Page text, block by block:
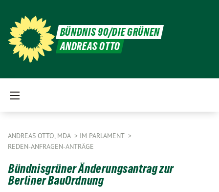
BÜNDNIS 90/DIE GRÜNEN
ANDREAS OTTO
ANDREAS OTTO, MDA
IM PARLAMENT
REDEN-ANFRAGEN-ANTRÄGE
Bündnisgrüner Änderungsantrag zur
Berliner BauOrdnung